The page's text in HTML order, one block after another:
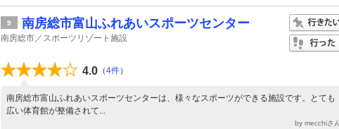
9 南房総市富山ふれあいスポーツセンター
南房総市／スポーツリゾート施設
4.0 （4件）
南房総市富山ふれあいスポーツセンターは、様々なスポーツができる施設です。とても
広い体育館が整備されて...
by mecchiさん